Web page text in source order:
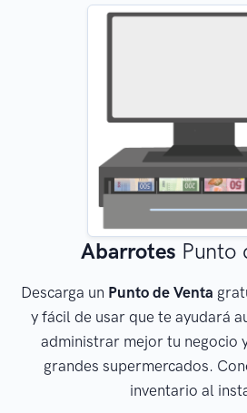
Abarrotes Punto
Descarga un Punto de Venta
y fácil de usar que te ayudará
administrar mejor tu negocio
grandes supermercados.
inventario al